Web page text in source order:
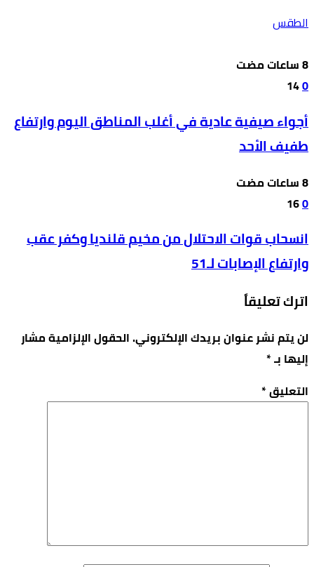
الطقس
0
14
أجواء صيفية عادية في أغلب المناطق اليوم وارتفاع
طفيف الأحد
0
16
انسحاب قوات الاحتلال من مخيم قلنديا وكفر عقب
وارتفاع الإصابات لـ51
اترك تعليقاً
لن يتم نشر عنوان بريدك الإلكتروني.الحقول الإلزامية مشار
إليها بـ*
التعليق*